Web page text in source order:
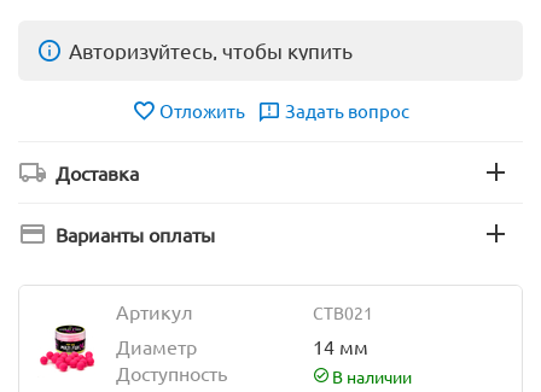
Авторизуйтесь, чтобы купить
Отложить Задать вопрос
Доставка
Варианты оплаты
Артикул CTB021
Диаметр
14 мм
Доступность
В наличии